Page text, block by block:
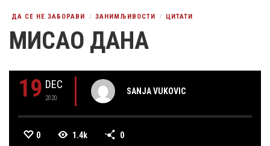
ДА СЕ НЕ ЗАБОРАВИ ЗАНИМЉИВОСТИ ЦИТАТИ
МИСАО ДАНА
19 DEC
2020
SANJA VUKOVIC
0 1.4k 0